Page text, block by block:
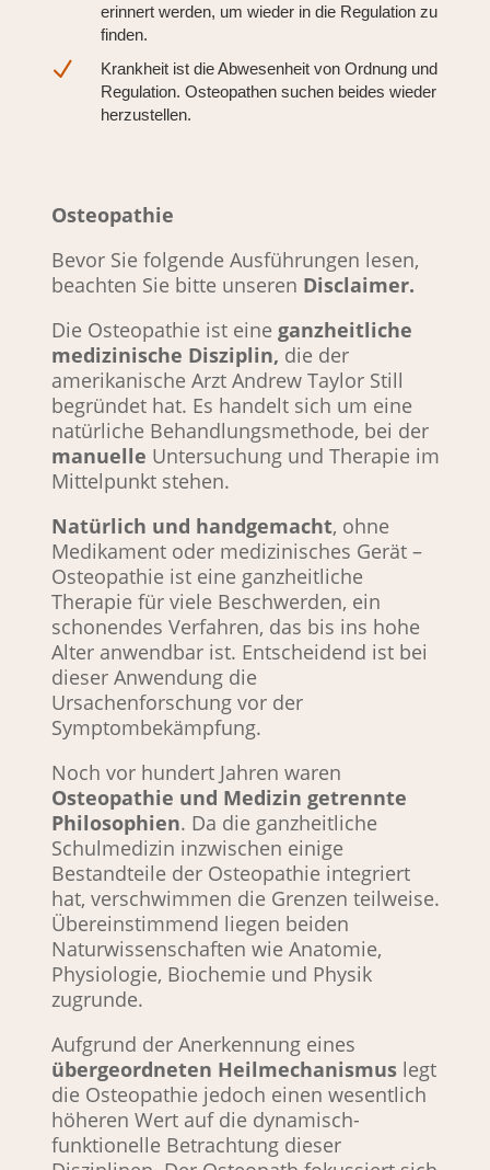
erinnert werden, um wieder in die Regulation zu
finden.
N
Krankheit ist die Abwesenheit von Ordnung und
Regulation. Osteopathen suchen beides wieder
herzustellen.
Osteopathie
Bevor Sie folgende Ausführungen lesen,
beachten Sie bitte unseren Disclaimer.
Die Osteopathie ist eine ganzheitliche
medizinische Disziplin, die der
amerikanische Arzt Andrew Taylor Still
begründet hat. Es handelt sich um eine
natürliche Behandlungsmethode, bei der
manuelle Untersuchung und Therapie im
Mittelpunkt stehen.
Natürlich und handgemacht, ohne
Medikament oder medizinisches Gerät –
Osteopathie ist eine ganzheitliche
Therapie für viele Beschwerden, ein
schonendes Verfahren, das bis ins hohe
Alter anwendbar ist. Entscheidend ist bei
dieser Anwendung die
Ursachenforschung vor der
Symptombekämpfung.
Osteopathie und Medizin getrennte
Philosophien. Da die ganzheitliche
Schulmedizin inzwischen einige
Bestandteile der Osteopathie integriert
hat, verschwimmen die Grenzen teilweise.
Übereinstimmend liegen beiden
Naturwissenschaften wie Anatomie,
Physiologie, Biochemie und Physik
zugrunde.
übergeordneten Heilmechanismus legt
die Osteopathie jedoch einen wesentlich
höheren Wert auf die dynamisch-
funktionelle Betrachtung dieser